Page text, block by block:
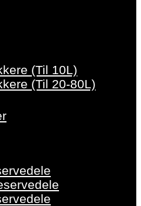
(Til 10L)
(Til 20-80L)